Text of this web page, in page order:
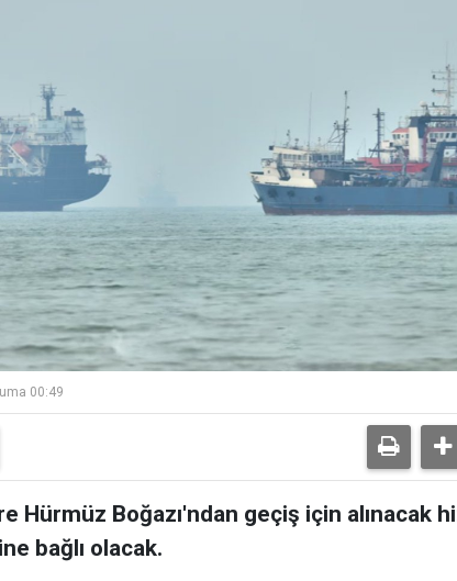
00:49
Hürmüz Boğazı'ndan geçiş için alınacak
bağlı olacak.